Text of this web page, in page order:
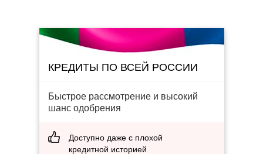
КРЕДИТЫ ПО ВСЕЙ РОССИИ
Быстрое рассмотрение и высокий
шанс одобрения
Доступно даже с плохой
кредитной историей